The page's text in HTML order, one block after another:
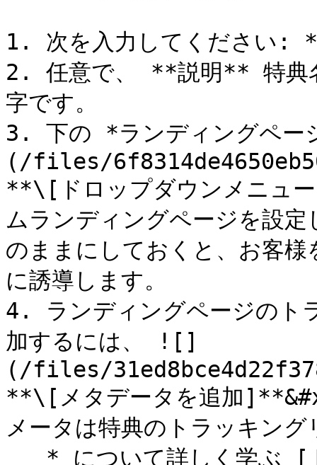
1. 次を入力してください:
2. 任意で、 **説明** 特典
字です。
3. 下の *ランディングペ
(/files/
**\[ドロップダウンメニュ
ムランディングページを設
のままにしておくと、お客
に誘導します。
4. ランディングページのト
加するには、 ![]
(/files/
**\[メタデータを追加
メータは特典のトラッキン